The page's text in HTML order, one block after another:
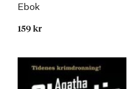
Ebok
159 kr